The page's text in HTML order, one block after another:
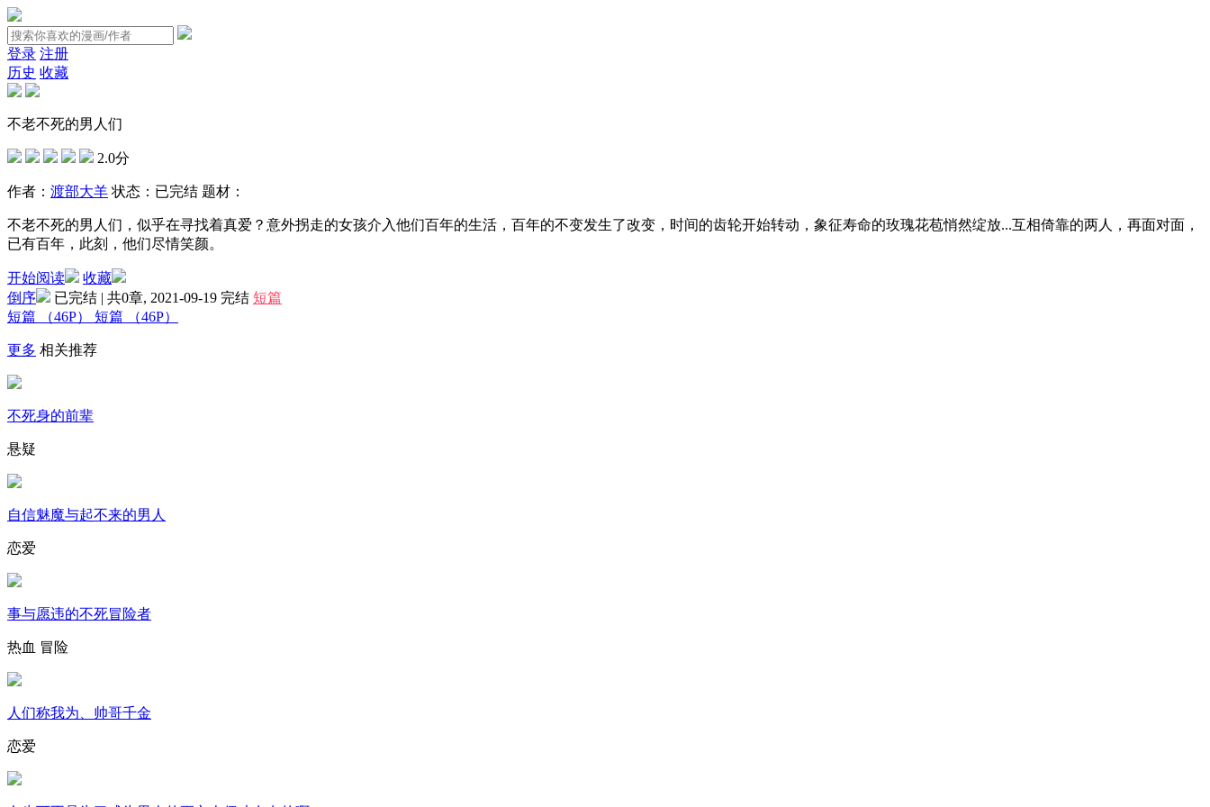
登录 注册
历史 收藏
不老不死的男人们
2.0分
作者： 渡部大羊 状态： 已完结 题材：
不老不死的男人们，似乎在寻找着真爱？意外拐走的女孩介入他们百年的生活，百年的不变发生了改变，时间的齿轮开始转动，象征寿命的玫瑰花苞悄然绽放...互相倚靠的两人，再面对面，
已有百年，此刻，他们尽情笑颜。
开始阅读
收藏
倒序
已完结 | 共0章, 2021-09-19 完结 短篇
短篇
（46P） 短篇 （46P）
更多 相关推荐
不死身的前辈
悬疑
自信魅魔与起不来的男人
恋爱
事与愿违的不死冒险者
热血 冒险
人们称我为、帅哥千金
恋爱